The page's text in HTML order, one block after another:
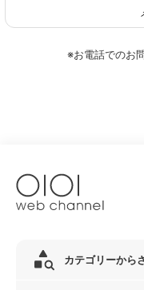
※お電話でのお
カテゴリーから